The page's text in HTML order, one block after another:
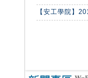
【安工學院】